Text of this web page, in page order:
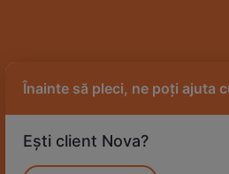
Înainte să pleci, ne poți ajuta
Ești client Nova?